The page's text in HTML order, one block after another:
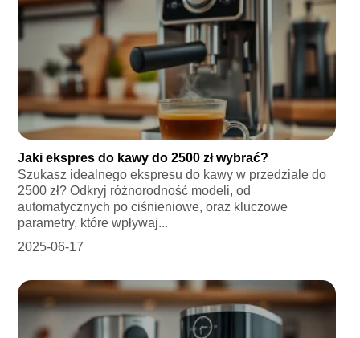
Jaki ekspres do kawy do 2500 zł wybrać?
Szukasz idealnego ekspresu do kawy w przedziale do
2500 zł? Odkryj różnorodność modeli, od
automatycznych po ciśnieniowe, oraz kluczowe
parametry, które wpływaj...
2025-06-17